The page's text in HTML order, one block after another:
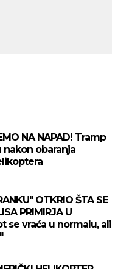
NA NAPAD! Tramp
nakon obaranja
OTKRIO ŠTA SE
PRIMIRJA U
se vraća u normalu, ali